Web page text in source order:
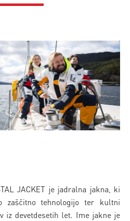
JACKET je jadralna jakna, ki
zaščitno tehnologijo ter kultni
iz devetdesetih let. Ime jakne je